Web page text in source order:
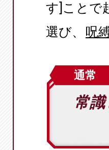
す]ことで
選び、
呪
通常
常